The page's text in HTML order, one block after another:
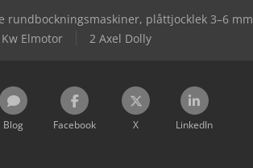
rundbockningsmaskiner, plåttjocklek 3–6 mm
Elmotor 2 Axel Dolly
Blog Facebook X LinkedIn